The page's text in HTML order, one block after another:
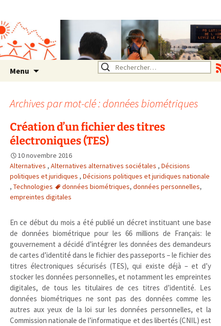
Rhône Alpes
Un environnement sain pour
la santé de tous
Menu Rechercher :
Archives par mot-clé : données biométriques
Création d’un fichier des titres
électroniques (TES)
10 novembre 2016
Alternatives , Alternatives alternatives sociétales , Décisions
politiques et juridiques , Décisions politiques et juridiques nationale
, Technologies données biométriques, données personnelles,
empreintes digitales
En ce début du mois a été publié un décret instituant une base
de données biométrique pour les 66 millions de Français: le
gouvernement a décidé d’intégrer les données des demandeurs
de cartes d’identité dans le fichier des passeports – le fichier des
titres électroniques sécurisés (TES), qui existe déjà – et d’y
stocker les données personnelles, et notamment les empreintes
digitales, de tous les titulaires de ces titres d’identité. Les
données biométriques ne sont pas des données comme les
autres aux yeux de la loi sur les données personnelles, et la
Commission nationale de l’informatique et des libertés (CNIL) est